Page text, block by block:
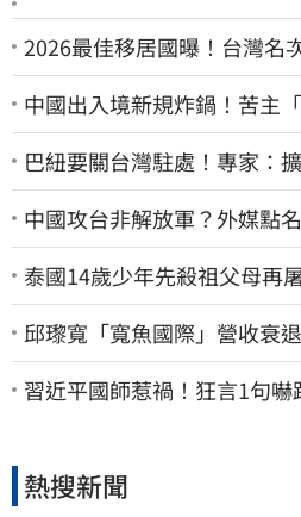
2026最佳移居國曝！台灣名
中國出入境新規炸鍋！苦主
巴紐要關台灣駐處！專家：
中國攻台非解放軍？外媒點
泰國14歲少年先殺祖父母再
邱瓈寬「寬魚國際」營收衰
丞琳網笑翻：太誠實
習近平國師惹禍！狂言1句嚇
熱搜新聞